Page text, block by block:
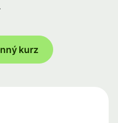
kurz